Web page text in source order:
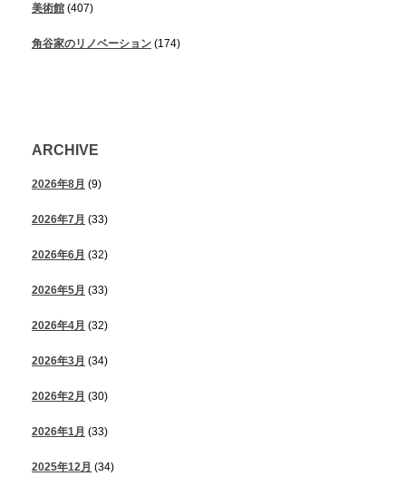
美術館 (407)
角谷家のリノベーション (174)
ARCHIVE
2026年8月 (9)
2026年7月 (33)
2026年6月 (32)
2026年5月 (33)
2026年4月 (32)
2026年3月 (34)
2026年2月 (30)
2026年1月 (33)
2025年12月 (34)